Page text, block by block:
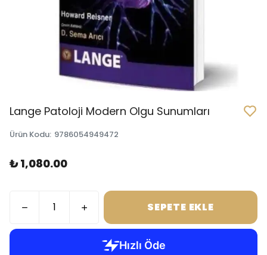
Lange Patoloji Modern Olgu Sunumları
Ürün Kodu: 9786054949472
₺ 1,080.00
SEPETE EKLE